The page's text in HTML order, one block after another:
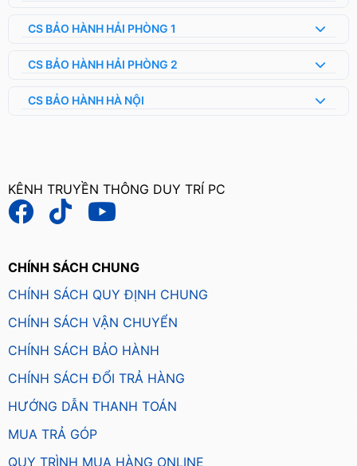
CS BẢO HÀNH HẢI PHÒNG 1
CS BẢO HÀNH HẢI PHÒNG 2
CS BẢO HÀNH HÀ NỘI
KÊNH TRUYỀN THÔNG DUY TRÍ PC
CHÍNH SÁCH CHUNG
CHÍNH SÁCH QUY ĐỊNH CHUNG
CHÍNH SÁCH VẬN CHUYỂN
CHÍNH SÁCH BẢO HÀNH
CHÍNH SÁCH ĐỔI TRẢ HÀNG
HƯỚNG DẪN THANH TOÁN
MUA TRẢ GÓP
QUY TRÌNH MUA HÀNG ONLINE